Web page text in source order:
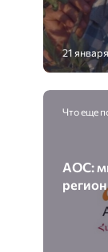
21
Что еще
АОС:
регион